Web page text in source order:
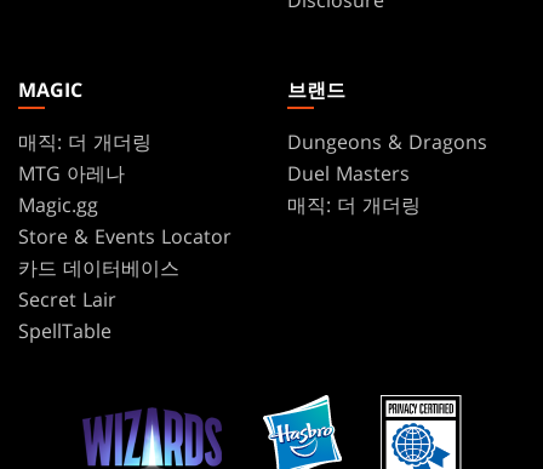
MAGIC
매직: 더 개더링
MTG 아레나
Magic.gg
Store & Events Locator
카드 데이터베이스
Secret Lair
SpellTable
브랜드
Dungeons & Dragons
Duel Masters
매직: 더 개더링